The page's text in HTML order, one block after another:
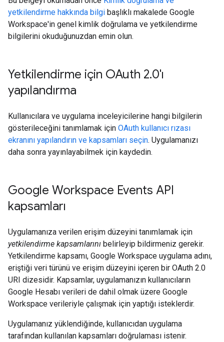
yetkilendirme hakkında bilgi başlıklı makalede Google
Workspace'in genel kimlik doğrulama ve yetkilendirme
bilgilerini okuduğunuzdan emin olun.
Yetkilendirme için OAuth 2.0'ı
yapılandırma
Kullanıcılara ve uygulama inceleyicilerine hangi bilgilerin
gösterileceğini tanımlamak için OAuth kullanıcı rızası
ekranını yapılandırın ve kapsamları seçin. Uygulamanızı
daha sonra yayınlayabilmek için kaydedin.
Google Workspace Events API
kapsamları
Uygulamanıza verilen erişim düzeyini tanımlamak için
yetkilendirme kapsamlarını belirleyip bildirmeniz gerekir.
Yetkilendirme kapsamı, Google Workspace uygulama adını,
eriştiği veri türünü ve erişim düzeyini içeren bir OAuth 2.0
URI dizesidir. Kapsamlar, uygulamanızın kullanıcıların
Google Hesabı verileri de dahil olmak üzere Google
Workspace verileriyle çalışmak için yaptığı isteklerdir.
Uygulamanız yüklendiğinde, kullanıcıdan uygulama
tarafından kullanılan kapsamları doğrulaması istenir.